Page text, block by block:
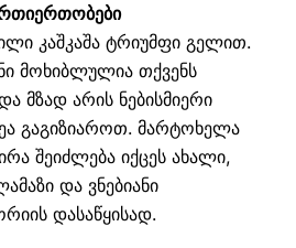
კაშკაშა ტრიუმფი გელით.
მოხიბლულია თქვენს
მზად არის ნებისმიერი
გაგიზიაროთ. მარტოხელა
შეიძლება იქცეს ახალი,
და ვნებიანი
დასაწყისად.